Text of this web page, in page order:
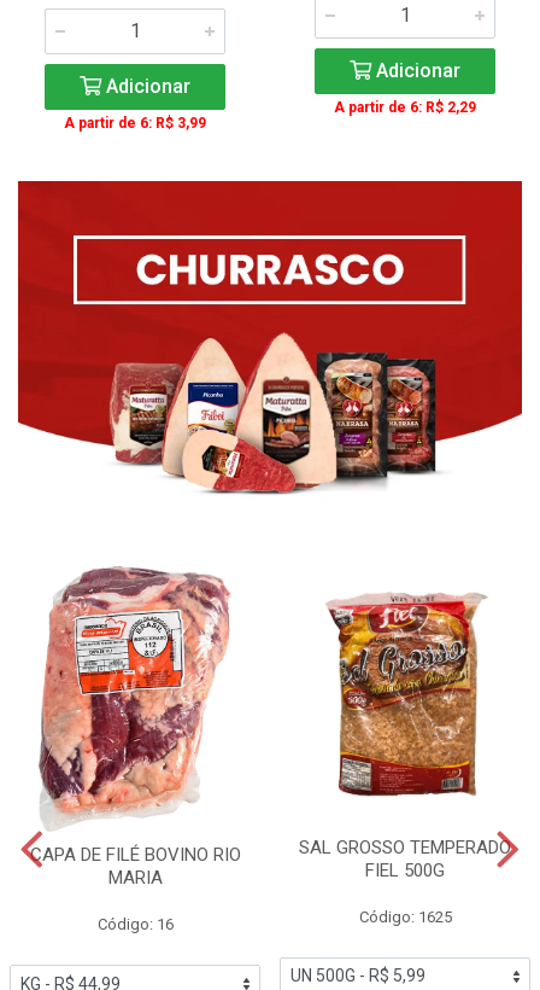
Adicionar
A partir de 6: R$ 3,99
Adicionar
A partir de 6: R$ 2,29
CAPA DE FILÉ BOVINO RIO
MARIA
Código: 16
SAL GROSSO TEMPERADO
FIEL 500G
Código: 1625